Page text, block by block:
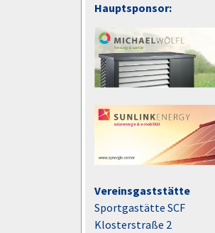
Hauptsponsor:
Vereinsgaststätte
Sportgastätte SCF
Klosterstraße 2